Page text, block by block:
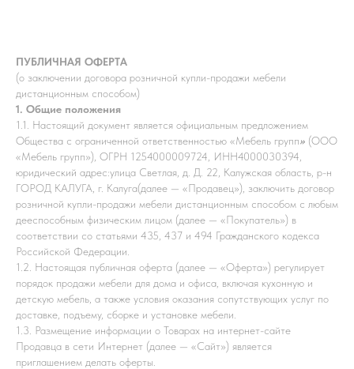
ПУБЛИЧНАЯ ОФЕРТА
(о заключении договора розничной купли-продажи мебели
дистанционным способом)
1. Общие положения
1.1. Настоящий документ является официальным предложением
Общества с ограниченной ответственностью «Мебель групп» (ООО
«Мебель групп»), ОГРН 1254000009724, ИНН4000030394
юридический адрес:улица Светлая, д. Д. 22, Калужская область, р-н
ГОРОД КАЛУГА, г. Калуга(далее — «Продавец»), заключить договор
розничной купли-продажи мебели дистанционным способом с любым
дееспособным физическим лицом (далее — «Покупатель») в
соответствии со статьями 435, 437 и 494 Гражданского кодекса
Российской Федерации.
1.2. Настоящая публичная оферта (далее — «Оферта») регулирует
порядок продажи мебели для дома и офиса, включая кухонную и
детскую мебель, а также условия оказания сопутствующих услуг по
доставке, подъему, сборке и установке мебели.
1.3. Размещение информации о Товарах на интернет-сайте
Продавца в сети Интернет (далее — «Сайт») является
приглашением делать оферты.